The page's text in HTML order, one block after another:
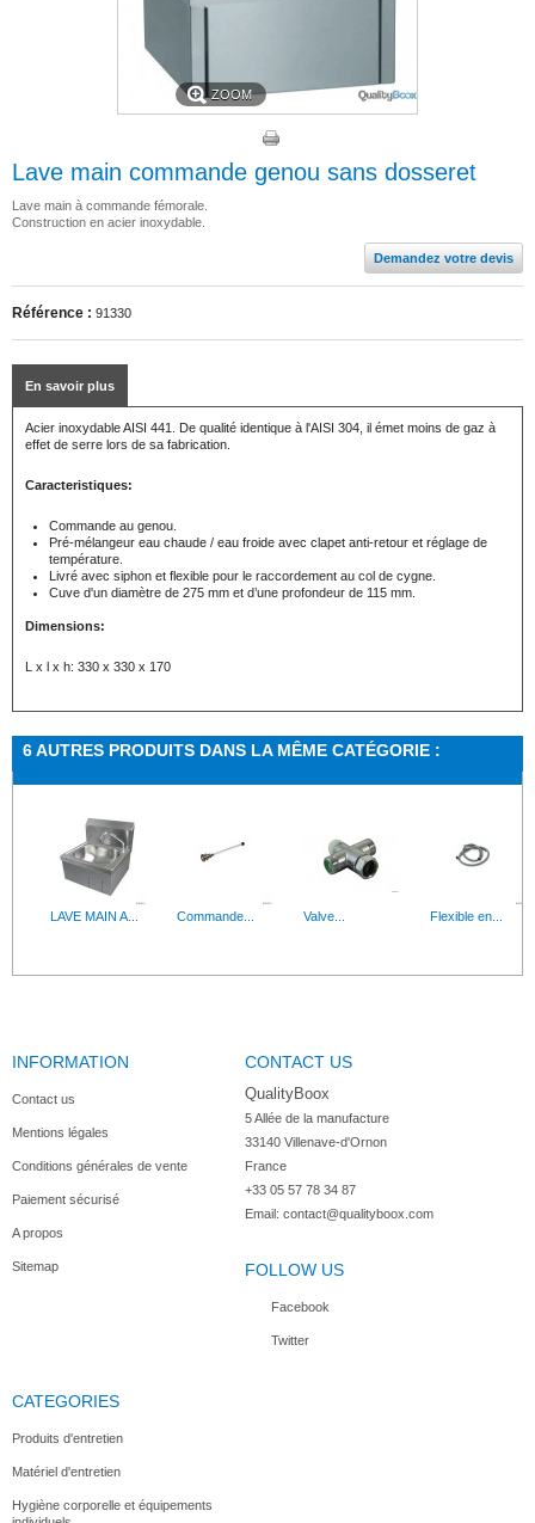
ZOOM
Lave main commande genou sans dosseret
Lave main à commande fémorale.
Construction en acier inoxydable.
Demandez votre devis
Référence : 91330
En savoir plus
Acier inoxydable AISI 441. De qualité identique à l'AISI 304, il émet moins de gaz à
effet de serre lors de sa fabrication.
Caracteristiques:
Commande au genou.
Pré-mélangeur eau chaude / eau froide avec clapet anti-retour et réglage de
température.
Livré avec siphon et flexible pour le raccordement au col de cygne.
Cuve d'un diamètre de 275 mm et d’une profondeur de 115 mm.
Dimensions:
L x l x h: 330 x 330 x 170
6 AUTRES PRODUITS DANS LA MÊME CATÉGORIE :
LAVE MAIN A... Commande... Valve... Flexible en...
INFORMATION
Contact us
Mentions légales
Conditions générales de vente
Paiement sécurisé
A propos
Sitemap
CONTACT US
QualityBoox
5 Allée de la manufacture
33140 Villenave-d'Ornon
France
+33 05 57 78 34 87
Email: contact@qualityboox.com
FOLLOW US
Facebook
Twitter
CATEGORIES
Produits d'entretien
Matériel d'entretien
Hygiène corporelle et équipements